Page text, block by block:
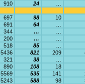
910 24
697 98
10
691 64
344 …
200 …
518 85
5436 821 209
321 38
890 108
18
5569 535 141
5243 588 98